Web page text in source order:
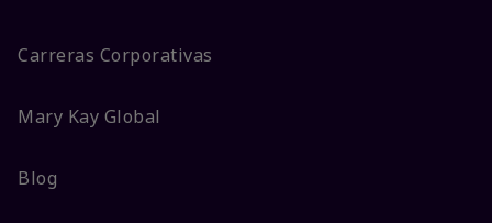
Carreras Corporativas
Mary Kay Global
Blog